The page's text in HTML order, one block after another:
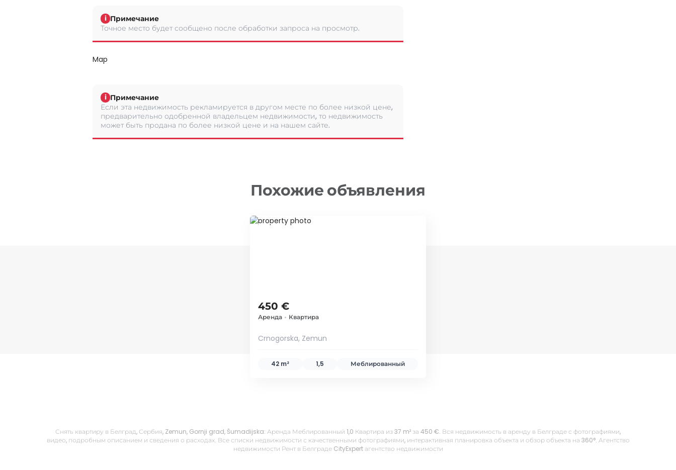
i Примечание
Точное место будет сообщено после обработки запроса на просмотр.
Map
i Примечание
Если эта недвижимость рекламируется в другом месте по более низкой цене,
предварительно одобренной владельцем недвижимости, то недвижимость
может быть продана по более низкой цене и на нашем сайте.
Похожие объявления
ID 79649
450 €
Аренда • Квартира
Crnogorska, Zemun
42 m² 1,5 Меблированный
Снять квартиру в Белград, Сербия, Zemun, Gornji grad, Šumadijska: Аренда Меблированный 1,0 Квартира из 37 m² за 450 €. Вся недвижимость в аренду в Белграде с фотографиями,
видео, подробным описанием и сведения о расходах. Все списки недвижимости с качественными фотографиями, интерактивная планировка объекта и обзор объекта на 360°. Агентство
недвижимости Рент в Белграде CityExpert агентство недвижимости